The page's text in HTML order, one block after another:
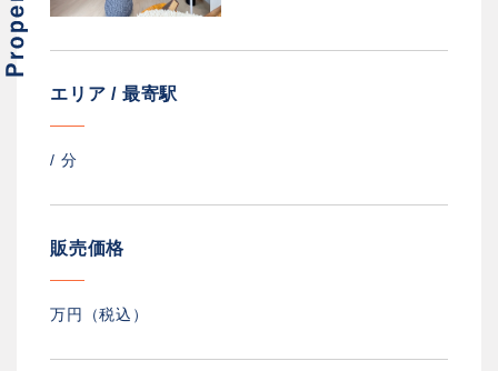
エリア / 最寄駅
/ 分
販売価格
万円（税込）